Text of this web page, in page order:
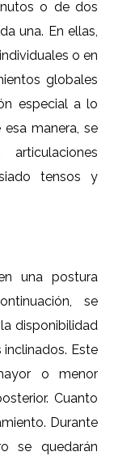
o de dos
una. En ellas,
o en
globales
especial a lo
manera, se
tensos y
una postura
se
disponibilidad
Este
o menor
Cuanto
Durante
se quedarán